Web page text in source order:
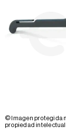
© Imagen protegida
propiedad intelectual